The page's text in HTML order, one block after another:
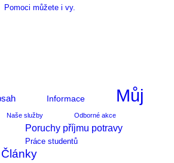
Pomoci můžete i vy.
Informace
Můj
Naše služby Odborné akce
Poruchy příjmu potravy
Práce studentů
Články